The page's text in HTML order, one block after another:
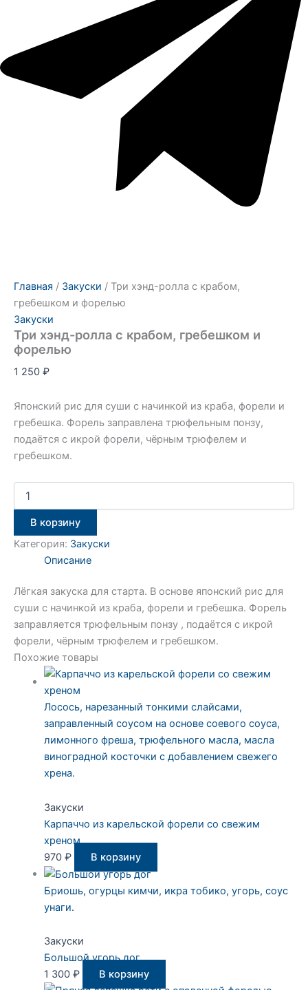
Главная / Закуски / Три хэнд-ролла с крабом,
гребешком и форелью
Закуски
Три хэнд-ролла с крабом, гребешком и
форелью
1 250 ₽
Японский рис для суши с начинкой из краба, форели и
гребешка. Форель заправлена трюфельным понзу,
подаётся с икрой форели, чёрным трюфелем и
гребешком.
В корзину
Категория: Закуски
Описание
Лёгкая закуска для старта. В основе японский рис для
суши с начинкой из краба, форели и гребешка. Форель
заправляется трюфельным понзу , подаётся с икрой
форели, чёрным трюфелем и гребешком.
Похожие товары
Лосось, нарезанный тонкими слайсами,
заправленный соусом на основе соевого соуса,
лимонного фреша, трюфельного масла, масла
виноградной косточки с добавлением свежего
хрена.
Закуски
Карпаччо из карельской форели со свежим
хреном
970 ₽ В корзину
Бриошь, огурцы кимчи, икра тобико, угорь, соус
унаги.
Закуски
Большой угорь дог
1 300 ₽ В корзину